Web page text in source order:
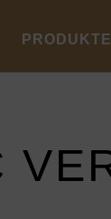
PRODUKTE